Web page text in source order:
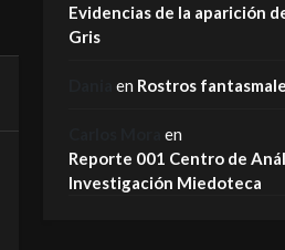
Evidencias de la aparición
Gris
en Rostros
en
Reporte 001 Centro de
Investigación Miedoteca